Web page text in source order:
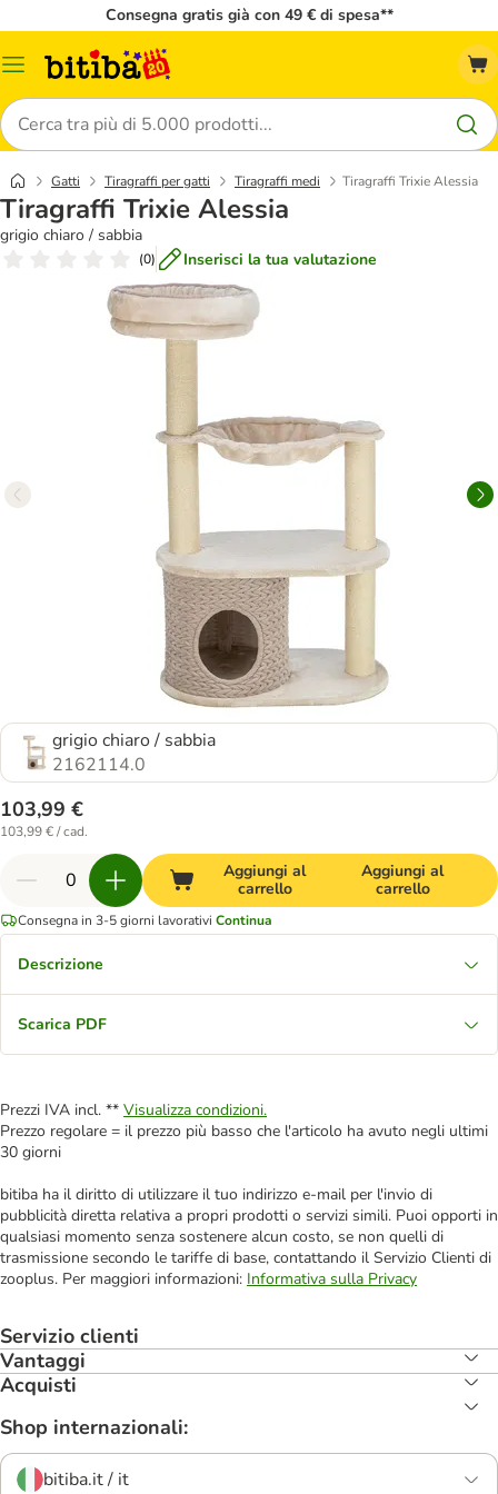
Consegna gratis già con 49 € di spesa**
Overview
Cerca
Gatti Tiragraffi per gatti Tiragraffi medi Tiragraffi Trixie Alessia
Tiragraffi Trixie Alessia
grigio chiaro / sabbia
(0) Inserisci la tua valutazione
grigio chiaro / sabbia
2162114.0
103,99 €
103,99 € / cad.
Aggiungi al
carrello
Aggiungi al
carrello
Consegna in 3-5 giorni lavorativi Continua
Descrizione
Scarica PDF
Prezzi IVA incl. ** Visualizza condizioni.
Prezzo regolare = il prezzo più basso che l'articolo ha avuto negli ultimi
30 giorni
bitiba ha il diritto di utilizzare il tuo indirizzo e-mail per l'invio di
pubblicità diretta relativa a propri prodotti o servizi simili. Puoi opporti in
qualsiasi momento senza sostenere alcun costo, se non quelli di
trasmissione secondo le tariffe di base, contattando il Servizio Clienti di
zooplus. Per maggiori informazioni: Informativa sulla Privacy
Servizio clienti
Vantaggi
Acquisti
Shop internazionali:
bitiba.it / it